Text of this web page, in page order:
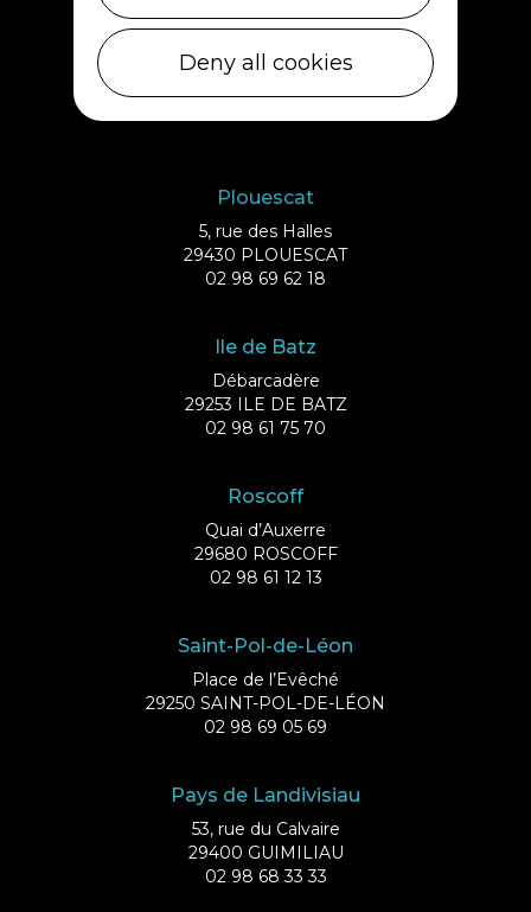
Plouescat
5, rue des Halles
29430 PLOUESCAT
02 98 69 62 18
Ile de Batz
Débarcadère
29253 ILE DE BATZ
02 98 61 75 70
Roscoff
Quai d’Auxerre
29680 ROSCOFF
02 98 61 12 13
Saint-Pol-de-Léon
Place de l’Evêché
29250 SAINT-POL-DE-LÉON
02 98 69 05 69
Pays de Landivisiau
53, rue du Calvaire
29400 GUIMILIAU
02 98 68 33 33
Deny all cookies